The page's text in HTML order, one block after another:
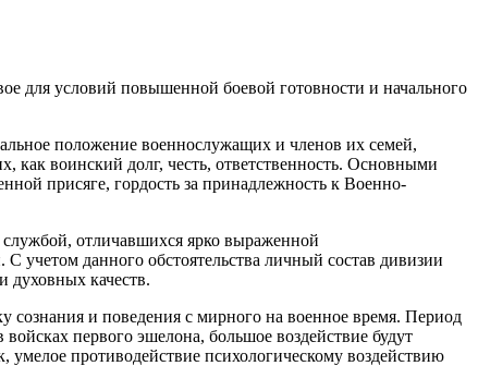
для условий повышенной боевой готовности и начального
положение военнослужащих и членов их семей,
воинский долг, честь, ответственность. Основными
присяге, гордость за принадлежность к Военно-
отличавшихся ярко выраженной
учетом данного обстоятельства личный состав дивизии
духовных качеств.
сознания и поведения с мирного на военное время. Период
первого эшелона, большое воздействие будут
умелое противодействие психологическому воздействию